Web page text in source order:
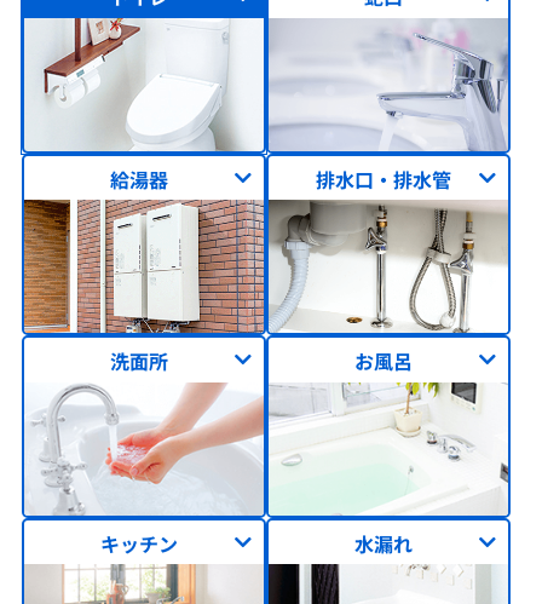
給湯器 排水口・排水管
洗面所 お風呂
キッチン 水漏れ